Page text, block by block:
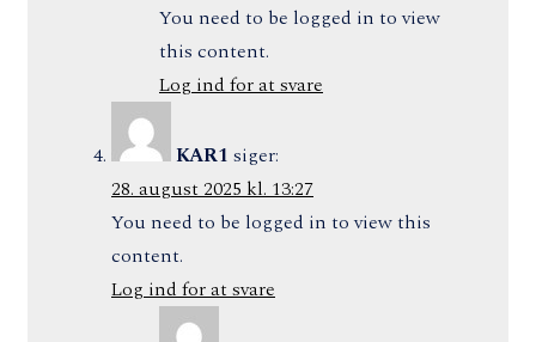
You need to be logged in to view
this content.
Log ind for at svare
KAR1 siger:
28. august 2025 kl. 13:27
You need to be logged in to view this
content.
Log ind for at svare